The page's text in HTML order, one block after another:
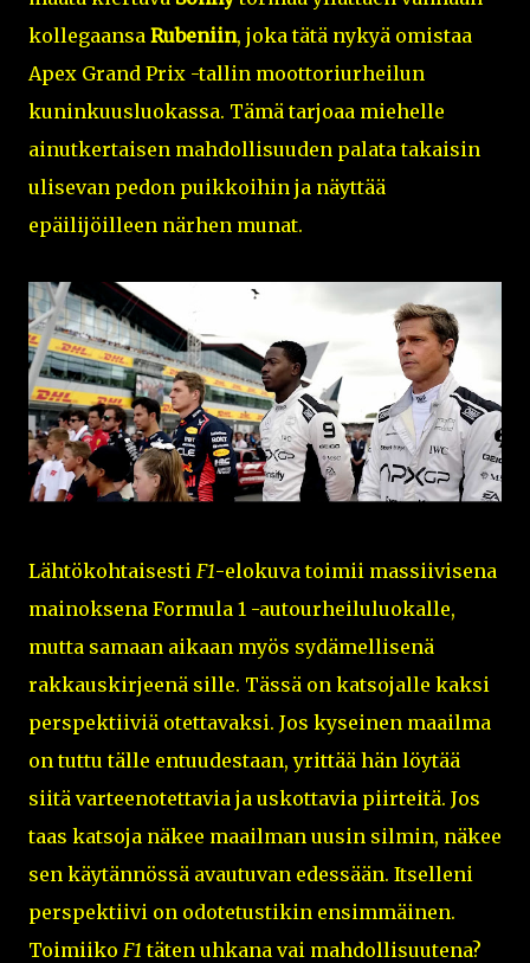
kollegaansa Rubeniin, joka tätä nykyä omistaa
Apex Grand Prix -tallin moottoriurheilun
kuninkuusluokassa. Tämä tarjoaa miehelle
ainutkertaisen mahdollisuuden palata takaisin
ulisevan pedon puikkoihin ja näyttää
epäilijöilleen närhen munat.
Lähtökohtaisesti F1-elokuva toimii massiivisena
mainoksena Formula 1 -autourheiluluokalle,
mutta samaan aikaan myös sydämellisenä
rakkauskirjeenä sille. Tässä on katsojalle kaksi
perspektiiviä otettavaksi. Jos kyseinen maailma
on tuttu tälle entuudestaan, yrittää hän löytää
siitä varteenotettavia ja uskottavia piirteitä. Jos
taas katsoja näkee maailman uusin silmin, näkee
sen käytännössä avautuvan edessään. Itselleni
perspektiivi on odotetustikin ensimmäinen.
Toimiiko F1täten uhkana vai mahdollisuutena?